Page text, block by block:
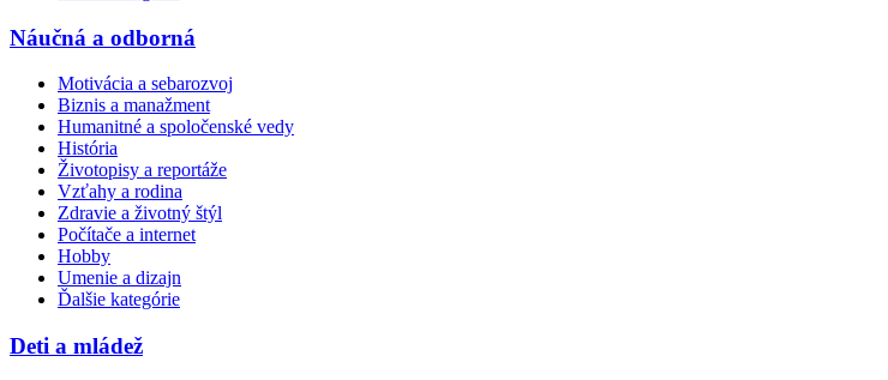
Náučná a odborná
Motivácia a sebarozvoj
Biznis a manažment
Humanitné a spoločenské vedy
História
Životopisy a reportáže
Vzťahy a rodina
Zdravie a životný štýl
Počítače a internet
Hobby
Umenie a dizajn
Ďalšie kategórie
Deti a mládež